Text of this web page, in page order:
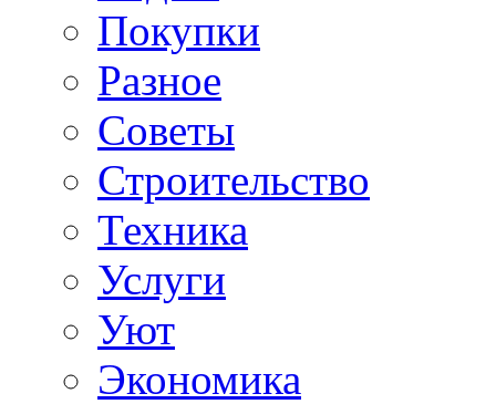
Покупки
Разное
Советы
Строительство
Техника
Услуги
Уют
Экономика